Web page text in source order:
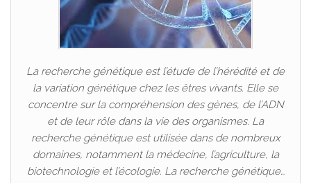
La recherche génétique est l’étude de l’hérédité et de
la variation génétique chez les êtres vivants. Elle se
concentre sur la compréhension des gènes, de l’ADN
et de leur rôle dans la vie des organismes. La
recherche génétique est utilisée dans de nombreux
domaines, notamment la médecine, l’agriculture, la
biotechnologie et l’écologie. La recherche génétique…